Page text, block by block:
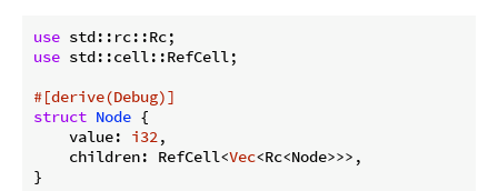
use
use std::cell::RefCell;
#[derive(Debug)]
struct Node {
    value:
i32 ,
    children: RefCell<
Vec<Rc<Node>>>,